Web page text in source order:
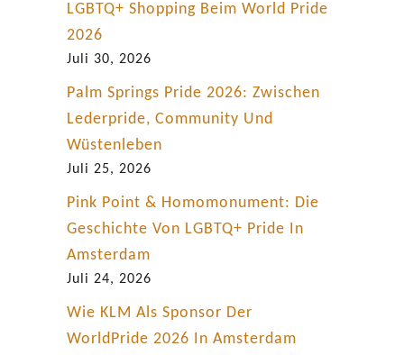
LGBTQ+ Shopping Beim World Pride
2026
Juli 30, 2026
Palm Springs Pride 2026: Zwischen
Lederpride, Community Und
Wüstenleben
Juli 25, 2026
Pink Point & Homomonument: Die
Geschichte Von LGBTQ+ Pride In
Amsterdam
Juli 24, 2026
Wie KLM Als Sponsor Der
WorldPride 2026 In Amsterdam